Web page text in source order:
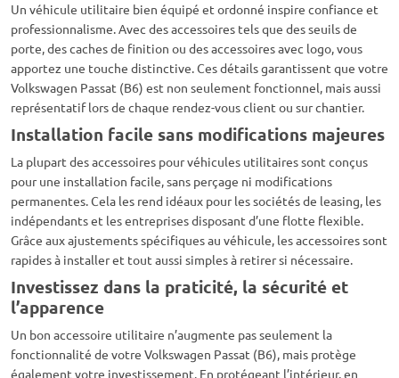
Un véhicule utilitaire bien équipé et ordonné inspire confiance et
professionnalisme. Avec des accessoires tels que des seuils de
porte, des caches de finition ou des accessoires avec logo, vous
apportez une touche distinctive. Ces détails garantissent que votre
Volkswagen Passat (B6) est non seulement fonctionnel, mais aussi
représentatif lors de chaque rendez-vous client ou sur chantier.
Installation facile sans modifications majeures
La plupart des accessoires pour véhicules utilitaires sont conçus
pour une installation facile, sans perçage ni modifications
permanentes. Cela les rend idéaux pour les sociétés de leasing, les
indépendants et les entreprises disposant d’une flotte flexible.
Grâce aux ajustements spécifiques au véhicule, les accessoires sont
rapides à installer et tout aussi simples à retirer si nécessaire.
Investissez dans la praticité, la sécurité et
l’apparence
Un bon accessoire utilitaire n’augmente pas seulement la
fonctionnalité de votre Volkswagen Passat (B6), mais protège
également votre investissement. En protégeant l’intérieur, en